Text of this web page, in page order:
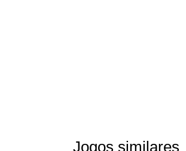
Jogos similares